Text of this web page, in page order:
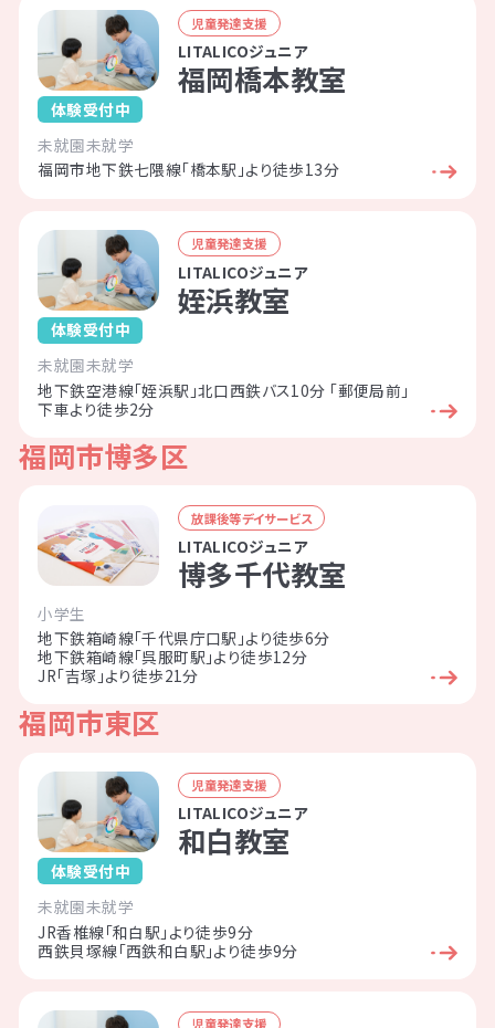
児童発達支援
LITALICOジュニア
福岡橋本教室
体験受付中
未就園未就学
福岡市地下鉄七隈線「橋本駅」より徒歩13分
児童発達支援
LITALICOジュニア
姪浜教室
体験受付中
未就園未就学
地下鉄空港線「姪浜駅」北口西鉄バス10分 「郵便局前」
下車より徒歩2分
福岡市博多区
放課後等デイサービス
LITALICOジュニア
博多千代教室
小学生
地下鉄箱崎線「千代県庁口駅」より徒歩6分
地下鉄箱崎線「呉服町駅」より徒歩12分
JR「吉塚」より徒歩21分
福岡市東区
児童発達支援
LITALICOジュニア
和白教室
体験受付中
未就園未就学
JR香椎線「和白駅」より徒歩9分
西鉄貝塚線「西鉄和白駅」より徒歩9分
児童発達支援